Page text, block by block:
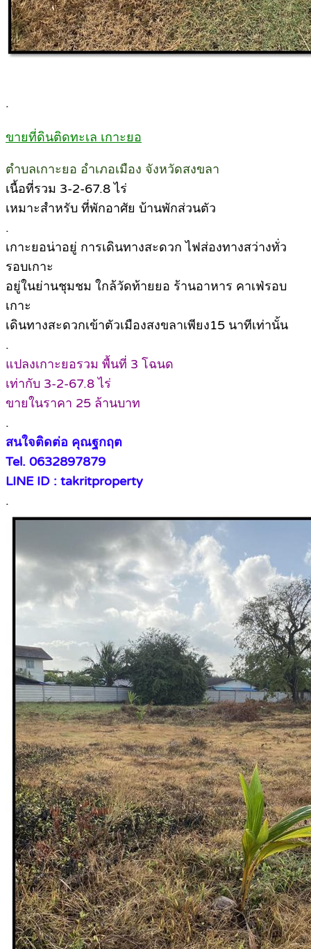
.
ขายที่ดินติดทะเล เกาะยอ
ตำบลเกาะยอ อำเภอเมือง จังหวัดสงขลา
เนื้อที่รวม 3-2-67.8 ไร่
เหมาะสำหรับ ที่พักอาศัย บ้านพักส่วนตัว
.
เกาะยอน่าอยู่ การเดินทางสะดวก ไฟส่องทางสว่างทั่ว
รอบเกาะ
อยู่ในย่านชุมชม ใกล้วัดท้ายยอ ร้านอาหาร คาเฟ่รอบ
เกาะ
เดินทางสะดวกเข้าตัวเมืองสงขลาเพียง15 นาทีเท่านั้น
.
แปลงเกาะยอรวม พื้นที่ 3 โฉนด
เท่ากับ 3-2-67.8 ไร่
ขายในราคา 25 ล้านบาท
.
สนใจติดต่อ คุณฐกฤต
Tel. 0632897879
LINE ID : takritproperty
.